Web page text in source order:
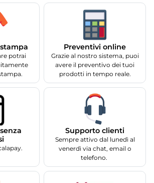
potrai
Preventivi online
Grazie al nostro sistema, puoi
avere il preventivo dei tuoi
prodotti in tempo reale.
Supporto clienti
Sempre attivo dal lunedì al
venerdì via chat, email o
telefono.